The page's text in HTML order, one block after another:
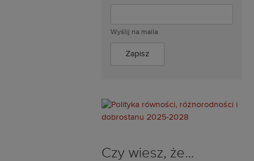
Wyślij na maila
Czy wiesz, że...